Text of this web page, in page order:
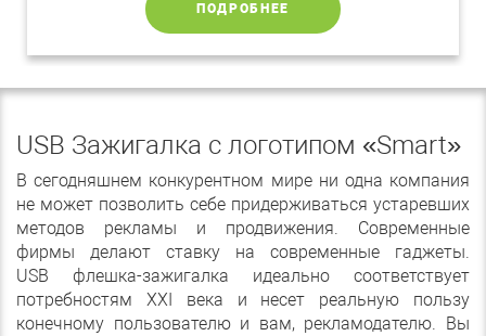
ПОДРОБНЕЕ
USB Зажигалка с логотипом «Smart»
В сегодняшнем конкурентном мире ни одна компания
не может позволить себе придерживаться устаревших
методов рекламы и продвижения. Современные
фирмы делают ставку на современные гаджеты.
USB флешка-зажигалка идеально соответствует
потребностям XXI века и несет реальную пользу
конечному пользователю и вам, рекламодателю. Вы